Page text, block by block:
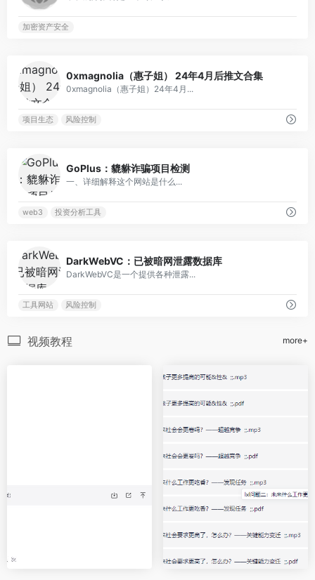
加密资产安全
0xmagnolia（惠子姐） 24年4月后推文合集
0xmagnolia（惠子姐）24年4月...
项目生态 风险控制
GoPlus：貔貅诈骗项目检测
一、详细解释这个网站是什么...
web3 投资分析工具
DarkWebVC：已被暗网泄露数据库
DarkWebVC是一个提供各种泄露...
工具网站 风险控制
视频教程 more+